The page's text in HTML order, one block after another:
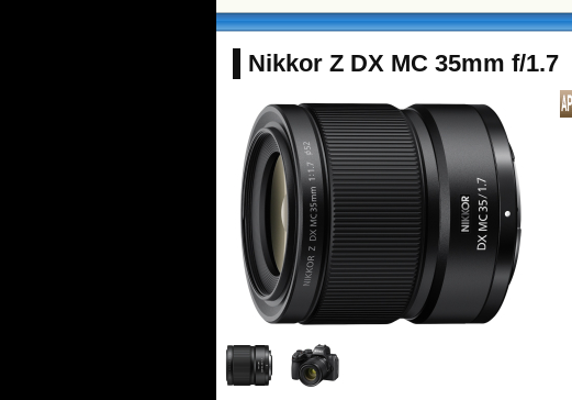
Nikkor Z DX MC 35mm f/1.7